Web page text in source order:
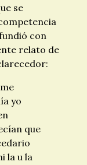
se
con
relato de
yo
que
la u la